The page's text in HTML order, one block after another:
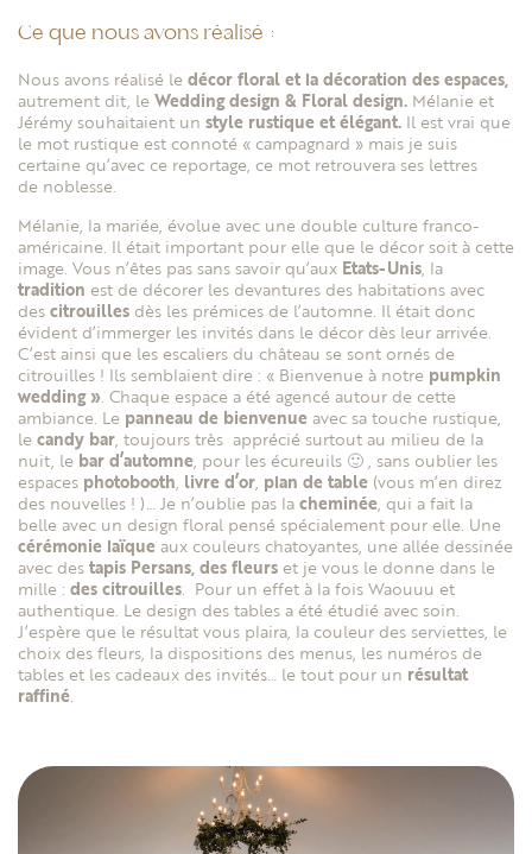
Ce que nous avons réalisé :
Nous avons réalisé ledécor floral et la décoration des espaces,
autrement dit, leWedding design & Floral design. Mélanie et
Jérémy souhaitaient un style rustique et élégant. Il est vrai que
le mot rustique est connoté « campagnard » mais je suis
certaine qu’avec ce reportage, ce mot retrouvera ses lettres
de noblesse.
Mélanie, la mariée, évolue avec une double culture franco-
américaine. Il était important pour elle que le décor soit à cette
image. Vous n’êtes pas sans savoir qu’aux Etats-Unis, la
tradition est de décorer les devantures des habitations avec
descitrouilles dès les prémices de l’automne. Il était donc
évident d’immerger les invités dans le décor dès leur arrivée.
C’est ainsi que les escaliers du château se sont ornés de
citrouilles ! Ils semblaient dire : « Bienvenue à notre pumpkin
wedding ». Chaque espace a été agencé autour de cette
ambiance. Le panneau de bienvenueavec sa touche rustique,
lecandy bar, toujours très apprécié surtout au milieu de la
nuit, le bar d’automne, pour les écureuils 🙂 , sans oublier les
espaces photobooth, livre d’or, plan de table (vous m’en direz
des nouvelles ! )… Je n’oublie pas lacheminée, qui a fait la
belle avec un design floral pensé spécialement pour elle. Une
cérémonie laïqueaux couleurs chatoyantes, une allée dessinée
avec destapis Persans,des fleurs et je vous le donne dans le
mille : des citrouilles. Pour un effet à la fois Waouuu et
authentique. Le design des tables a été étudié avec soin.
J’espère que le résultat vous plaira, la couleur des serviettes, le
choix des fleurs, la dispositions des menus, les numéros de
tables et les cadeaux des invités… le tout pour un résultat
raffiné.